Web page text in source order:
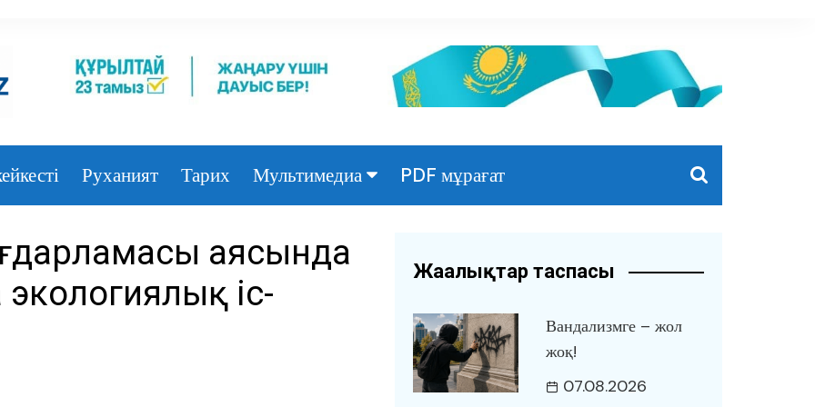
Руханият Тарих Мультимедиа
Видео
PDF мұрағат
аясында
іс-
Жаңалықтар таспасы
Вандализмге – жол
жоқ!
07.08.2026